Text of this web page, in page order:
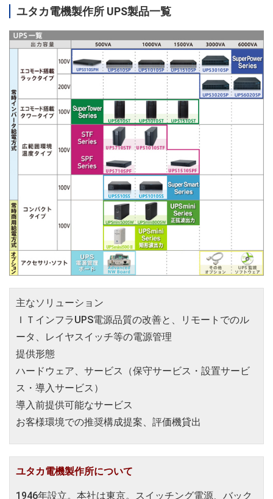
ユタカ電機製作所 UPS製品一覧
主なソリューション
ＩＴインフラUPS電源品質の改善と、リモートでのル
ータ、レイヤスイッチ等の電源管理
提供形態
ハードウェア、サービス（保守サービス・設置サービ
ス・導入サービス）
導入前提供可能なサービス
お客様環境での推奨構成提案、評価機貸出
ユタカ電機製作所について
1946年設立。本社は東京。スイッチング電源、バック